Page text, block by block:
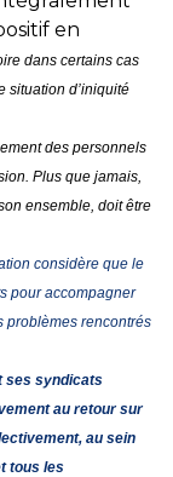
en
dans certains cas
situation d’iniquité
des personnels
Plus que jamais,
ensemble, doit être
considère que le
pour accompagner
problèmes rencontrés
ses syndicats
au retour sur
au sein
tous les